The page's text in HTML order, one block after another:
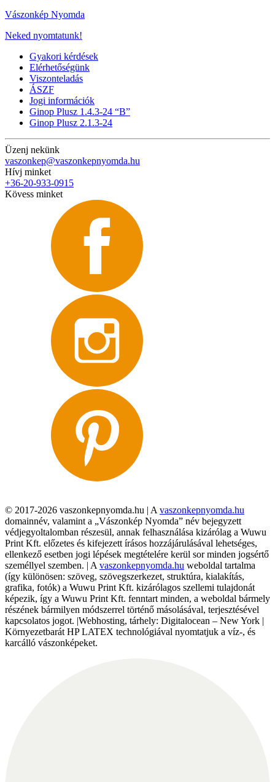
Vászonkép Nyomda
Neked nyomtatunk!
Gyakori kérdések
Elérhetőségünk
Viszonteladás
ÁSZF
Jogi információk
Ginop Plusz 1.4.3-24 “B”
Ginop Plusz 2.1.3-24
Üzenj nekünk
vaszonkep@vaszonkepnyomda.hu
Hívj minket
+36-20-933-0915
Kövess minket
© 2017-2026 vaszonkepnyomda.hu | A vaszonkepnyomda.hu
domainnév, valamint a „Vászonkép Nyomda” név bejegyzett
védjegyoltalomban részesül, annak felhasználása kizárólag a Wuwu
Print Kft. előzetes és kifejezett írásos hozzájárulásával lehetséges,
ellenkező esetben jogi lépések megtételére kerül sor minden jogsértő
személlyel szemben. | A vaszonkepnyomda.hu weboldal tartalma
(így különösen: szöveg, szövegszerkezet, struktúra, kialakítás,
grafika, fotók) a Wuwu Print Kft. kizárólagos szellemi tulajdonát
képezik, így a Wuwu Print Kft. fenntart minden, a weboldal bármely
részének bármilyen módszerrel történő másolásával, terjesztésével
kapcsolatos jogot. |Webhosting, tárhely: Digitalocean – New York |
Környezetbarát HP LATEX technológiával nyomtatjuk a víz-, és
karcálló vászonképeket.